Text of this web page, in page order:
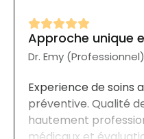
qualité des soins et
Approche unique
Dr. Emy
Experience de soins
préventive. Qualité
hautement